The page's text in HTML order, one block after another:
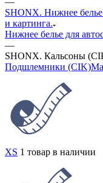
SHONX. Нижнее белье
и картинга.
Нижнее белье для
—
SHONX. Кальсоны
Подшлемники (CIK)
XS 1 товар в наличии